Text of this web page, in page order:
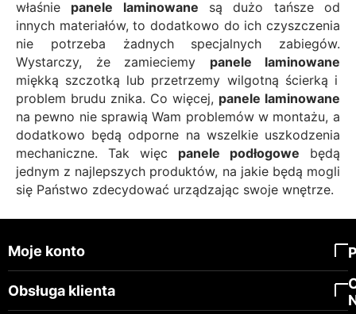
właśnie panele laminowane są dużo tańsze od
innych materiałów, to dodatkowo do ich czyszczenia
nie potrzeba żadnych specjalnych zabiegów.
Wystarczy, że zamieciemy panele laminowane
miękką szczotką lub przetrzemy wilgotną ścierką i
problem brudu znika. Co więcej, panele laminowane
na pewno nie sprawią Wam problemów w montażu, a
dodatkowo będą odporne na wszelkie uszkodzenia
mechaniczne. Tak więc panele podłogowe będą
jednym z najlepszych produktów, na jakie będą mogli
się Państwo zdecydować urządzając swoje wnętrze.
Moje konto
Obsługa klienta